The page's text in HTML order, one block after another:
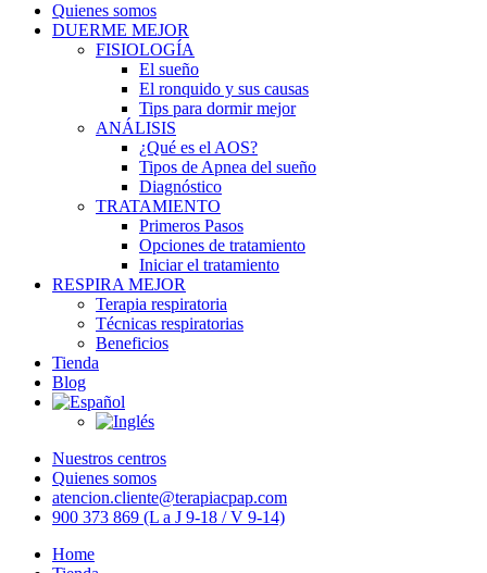
Quienes somos
DUERME MEJOR
FISIOLOGÍA
El sueño
El ronquido y sus causas
Tips para dormir mejor
ANÁLISIS
¿Qué es el AOS?
Tipos de Apnea del sueño
Diagnóstico
TRATAMIENTO
Primeros Pasos
Opciones de tratamiento
Iniciar el tratamiento
RESPIRA MEJOR
Terapia respiratoria
Técnicas respiratorias
Beneficios
Tienda
Blog
Nuestros centros
Quienes somos
atencion.cliente@terapiacpap.com
900 373 869 (L a J 9-18 / V 9-14)
Home